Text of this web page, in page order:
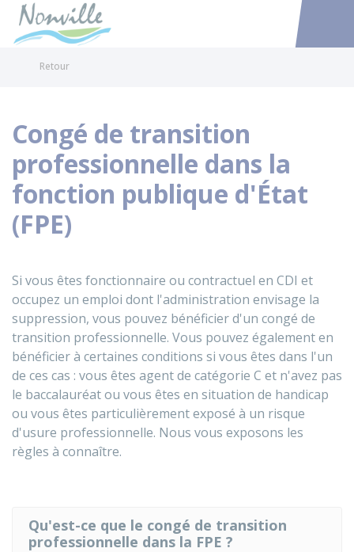
Accéder
Retour
Congé de transition
professionnelle dans la
fonction publique d'État
(FPE)
Si vous êtes fonctionnaire ou contractuel en CDI et
occupez un emploi dont l'administration envisage la
suppression, vous pouvez bénéficier d'un congé de
transition professionnelle. Vous pouvez également en
bénéficier à certaines conditions si vous êtes dans l'un
de ces cas : vous êtes agent de catégorie C et n'avez pas
le baccalauréat ou vous êtes en situation de handicap
ou vous êtes particulièrement exposé à un risque
d'usure professionnelle. Nous vous exposons les
règles à connaître.
Qu'est-ce que le congé de transition
professionnelle dans la FPE ?